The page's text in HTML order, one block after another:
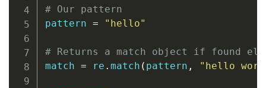
# Our pattern
pattern = "hello"
# Returns a match object if found
match = re . match ( pattern , "hello